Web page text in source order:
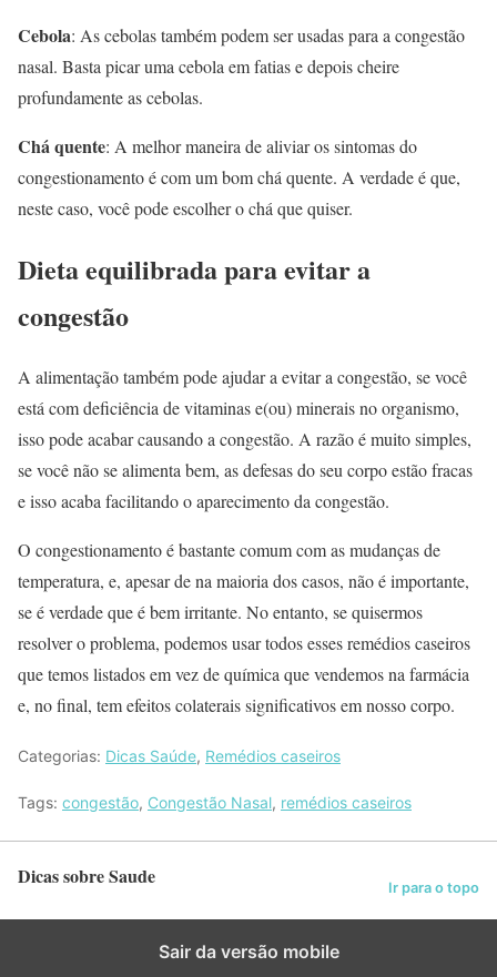
Cebola: As cebolas também podem ser usadas para a congestão
nasal. Basta picar uma cebola em fatias e depois cheire
profundamente as cebolas.
Chá quente: A melhor maneira de aliviar os sintomas do
congestionamento é com um bom chá quente. A verdade é que,
neste caso, você pode escolher o chá que quiser.
Dieta equilibrada para evitar a
congestão
A alimentação também pode ajudar a evitar a congestão, se você
está com deficiência de vitaminas e(ou) minerais no organismo,
isso pode acabar causando a congestão. A razão é muito simples,
se você não se alimenta bem, as defesas do seu corpo estão fracas
e isso acaba facilitando o aparecimento da congestão.
O congestionamento é bastante comum com as mudanças de
temperatura, e, apesar de na maioria dos casos, não é importante,
se é verdade que é bem irritante. No entanto, se quisermos
resolver o problema, podemos usar todos esses remédios caseiros
que temos listados em vez de química que vendemos na farmácia
e, no final, tem efeitos colaterais significativos em nosso corpo.
Categorias: Dicas Saúde, Remédios caseiros
Tags: congestão, Congestão Nasal, remédios caseiros
Dicas sobre Saude Ir para o topo
Sair da versão mobile